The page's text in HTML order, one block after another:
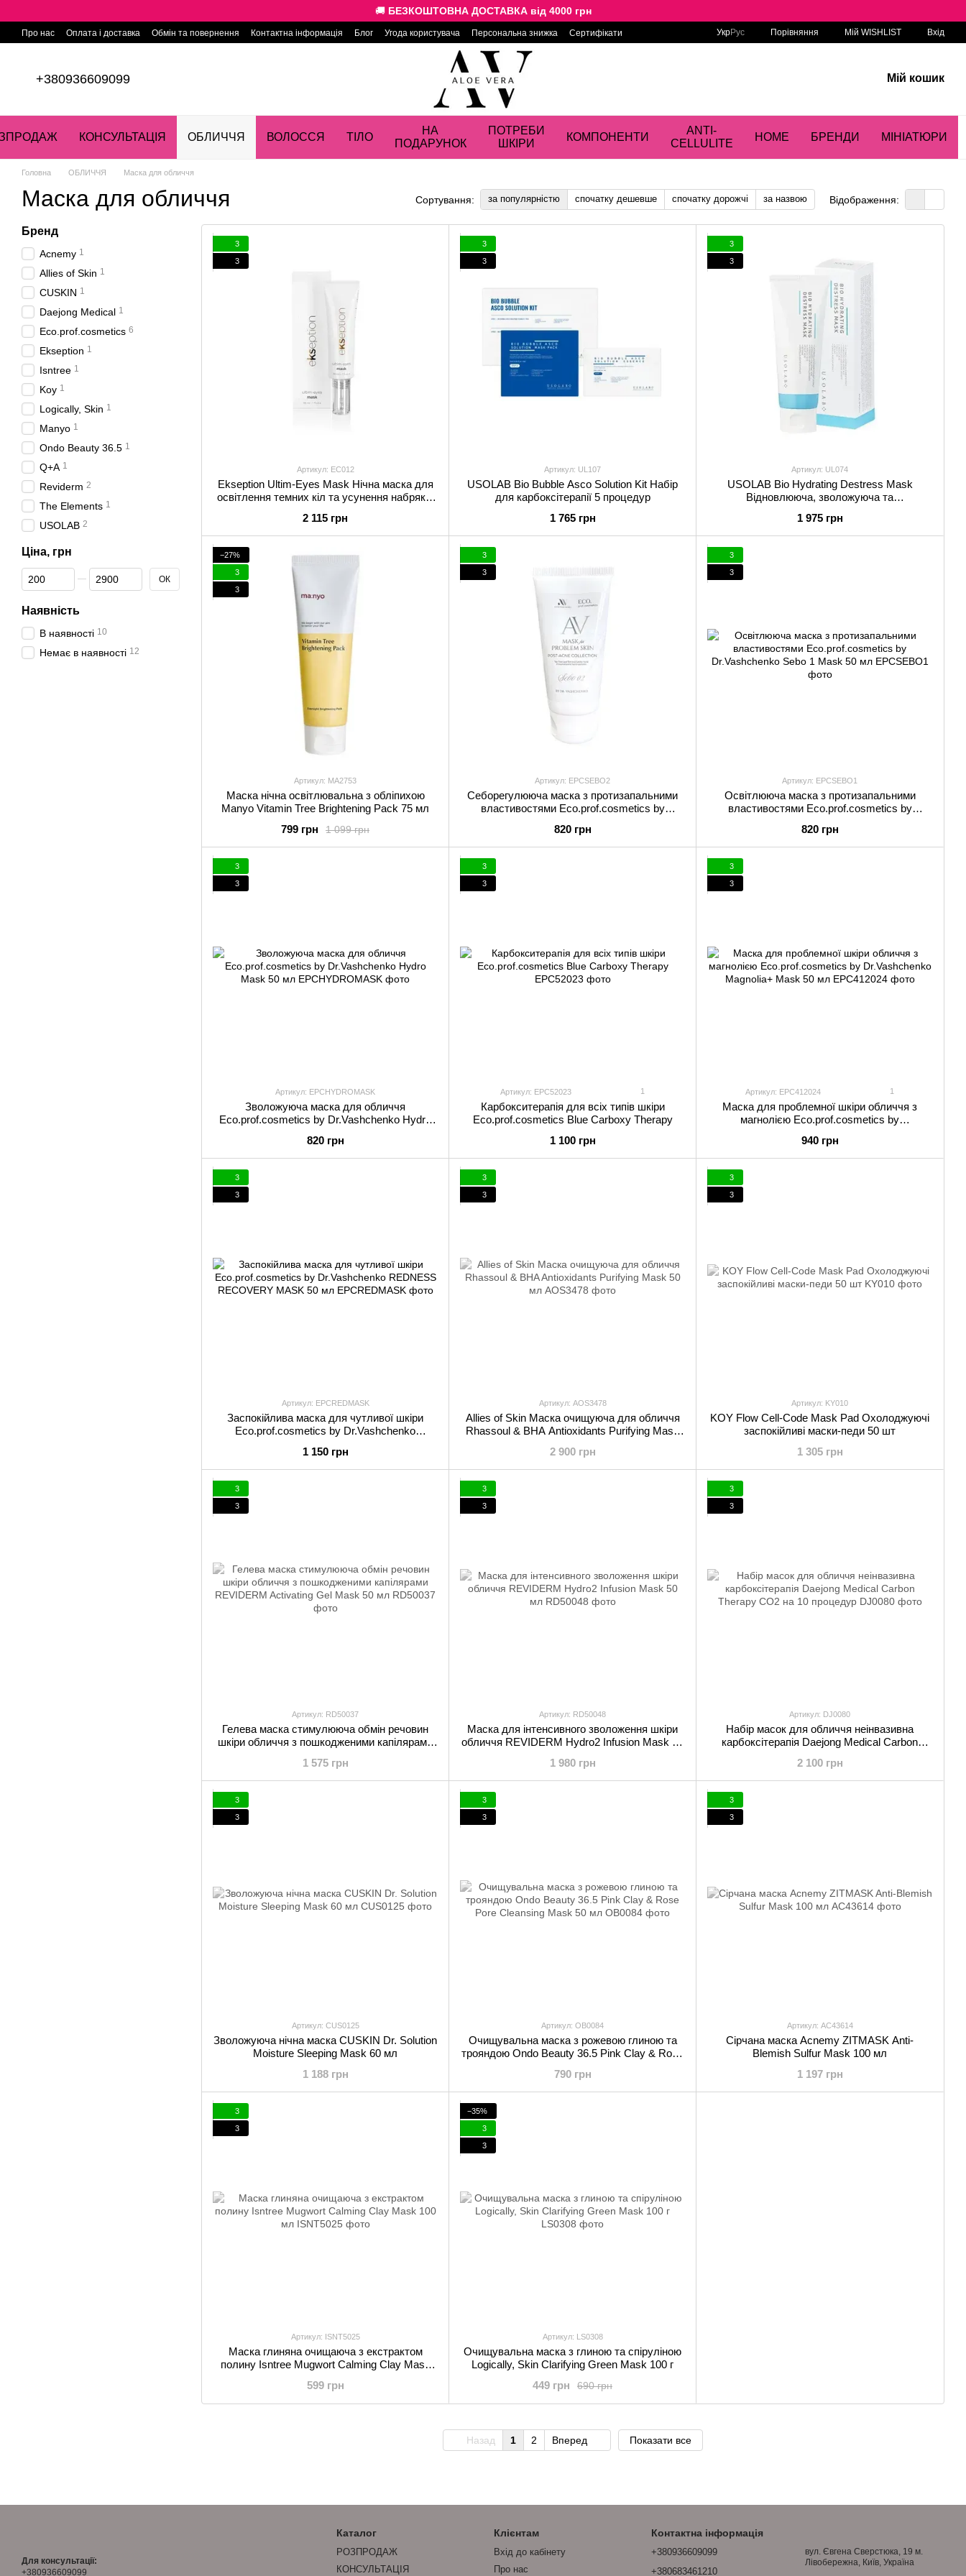
🚚 БЕЗКОШТОВНА ДОСТАВКА від 4000 грн
Про нас Оплата і доставка Обмін та повернення Контактна інформація Блог Угода користувача Персональна знижка Сертифікати УкрРус Порівняння Мій WISHLIST Вхід
+380936609099 Мій кошик
КОНСУЛЬТАЦІЯ ОБЛИЧЧЯ ВОЛОССЯ ТІЛО
НА
ПОДАРУНОК
ПОТРЕБИ
ШКІРИ
КОМПОНЕНТИ
ANTI-
CELLULITE
HOME БРЕНДИ МІНІАТЮРИ
Головна ОБЛИЧЧЯ Маска для обличчя
Маска для обличчя Сортування: за популярністю спочатку дешевше спочатку дорожчі за назвою Відображення:
3
3
Артикул: EC012
Ekseption Ultim-Eyes Mask Нічна маска для
освітлення темних кіл та усунення набряків
2 115 грн
3
3
Артикул: UL107
USOLAB Bio Bubble Asco Solution Kit Набір
для карбоксітерапії 5 процедур
1 765 грн
3
3
Артикул: UL074
USOLAB Bio Hydrating Destress Mask
Відновлююча, зволожуюча та
1 975 грн
−27%
3
3
Артикул: MA2753
Маска нічна освітлювальна з обліпихою
Manyo Vitamin Tree Brightening Pack 75 мл
1 099 грн
799 грн
3
3
Артикул: EPCSEBO2
Себорегулююча маска з протизапальними
властивостями Eco.prof.cosmetics by
820 грн
3
3
Артикул: EPCSEBO1
Освітлююча маска з протизапальними
властивостями Eco.prof.cosmetics by
820 грн
3
3
Артикул: EPCHYDROMASK
Зволожуюча маска для обличчя
Eco.prof.cosmetics by Dr.Vashchenko Hydro
820 грн
3
3
Артикул: EPC52023 1
Карбокситерапія для всіх типів шкіри
Eco.prof.cosmetics Blue Carboxy Therapy
1 100 грн
3
3
Артикул: EPC412024 1
Маска для проблемної шкіри обличчя з
магнолією Eco.prof.cosmetics by
940 грн
3
3
Артикул: EPCREDMASK
Заспокійлива маска для чутливої шкіри
Eco.prof.cosmetics by Dr.Vashchenko
1 150 грн
3
3
Артикул: AOS3478
Allies of Skin Маска очищуюча для обличчя
Rhassoul & BHA Antioxidants Purifying Mask
2 900 грн
3
3
Артикул: KY010
KOY Flow Cell-Code Mask Pad Охолоджуючі
заспокійливі маски-педи 50 шт
1 305 грн
3
3
Артикул: RD50037
Гелева маска стимулююча обмін речовин
шкіри обличчя з пошкодженими капілярами
1 575 грн
3
3
Артикул: RD50048
Маска для інтенсивного зволоження шкіри
обличчя REVIDERM Hydro2 Infusion Mask 50
1 980 грн
3
3
Артикул: DJ0080
Набір масок для обличчя неінвазивна
карбоксітерапія Daejong Medical Carbon
2 100 грн
3
3
Артикул: CUS0125
Зволожуюча нічна маска CUSKIN Dr. Solution
Moisture Sleeping Mask 60 мл
1 188 грн
3
3
Артикул: OB0084
Очищувальна маска з рожевою глиною та
трояндою Ondo Beauty 36.5 Pink Clay & Rose
790 грн
3
3
Артикул: AC43614
Сірчана маска Acnemy ZITMASK Anti-
Blemish Sulfur Mask 100 мл
1 197 грн
3
3
Артикул: ISNT5025
Маска глиняна очищаюча з екстрактом
полину Isntree Mugwort Calming Clay Mask
599 грн
−35%
3
3
Артикул: LS0308
Очищувальна маска з глиною та спіруліною
Logically, Skin Clarifying Green Mask 100 г
690 грн
449 грн
Назад 1 2 Вперед Показати все
Бренд
Acnemy 1
Allies of Skin 1
CUSKIN 1
Daejong Medical 1
Eco.prof.cosmetics 6
Ekseption 1
Isntree 1
Koy 1
Logically, Skin 1
Manyo 1
Ondo Beauty 36.5 1
Q+A 1
Reviderm 2
The Elements 1
USOLAB 2
Ціна, грн
Від Ціна, грн
До Ціна, грн ОК
Наявність
В наявності 10
Немає в наявності 12
Для консультації:
+380936609099
Каталог
РОЗПРОДАЖ
КОНСУЛЬТАЦІЯ
Клієнтам
Вхід до кабінету
Про нас
Контактна інформація
+380936609099
+380683461210
вул. Євгена Сверстюка, 19 м.
Лівобережна, Київ, Україна